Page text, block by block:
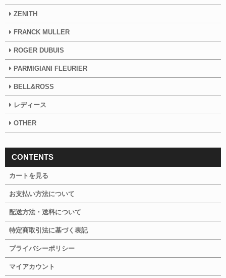
ZENITH
FRANCK MULLER
ROGER DUBUIS
PARMIGIANI FLEURIER
BELL&ROSS
レディース
OTHER
CONTENTS
カートを見る
お支払い方法について
配送方法・送料について
特定商取引法に基づく表記
プライバシーポリシー
マイアカウント